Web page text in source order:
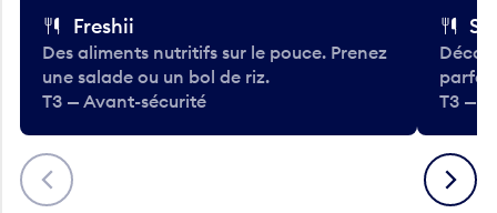
Précédent
Des aliments nutritifs sur le pouce. Prenez
une salade ou un bol de riz.
T3 — Avant-sécurité
T3 —
Suivant